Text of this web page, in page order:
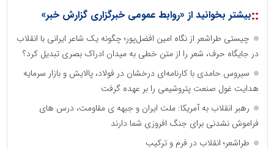
::بیشتر بخوانید از «روابط عمومی خبرگزاری گزارش خبر»
چیستی طراشعر از نگاه امین افضل‌پور؛ چگونه یک شاعر ایرانی با انقلاب
در جایگاه حرف، شعر را از متن خطی به میدان ادراک بصری تبدیل کرد؟
سیروس حامدی با کارنامه‌ای درخشان در فولاد، پالایش و بازار سرمایه
هدایت غول صنعت پتروشیمی را بر عهده گرفت
رهبر انقلاب به آمریکا: ملت ایران و جبهه ی مقاومت، درس های
فراموش نشدنی برای جنگ افروزی شما دارند
طراشعر؛ انقلاب در فرم و ترکیب